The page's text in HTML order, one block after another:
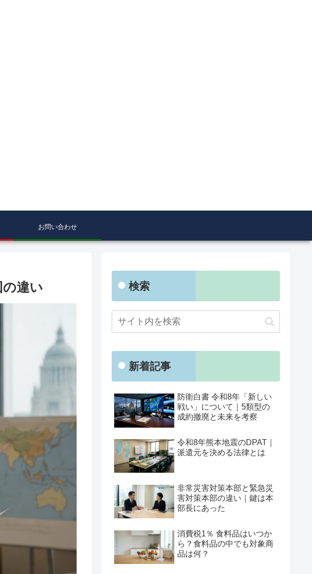
お問い合わせ
違い 検索
新着記事
防衛白書 令和8年「新しい
戦い」について｜5類型の
成約撤廃と未来を考察
令和8年熊本地震のDPAT｜
派遣元を決める法律とは
非常災害対策本部と緊急災
害対策本部の違い｜鍵は本
部長にあった
消費税1％ 食料品はいつか
ら？食料品の中でも対象商
品は何？